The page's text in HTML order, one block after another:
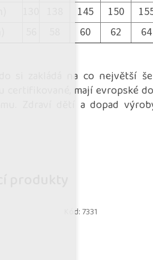
Kód:7331
145 150
60 62 64
si zakládá na co
certifikované, mají evropské
Zdraví dětí a dopad